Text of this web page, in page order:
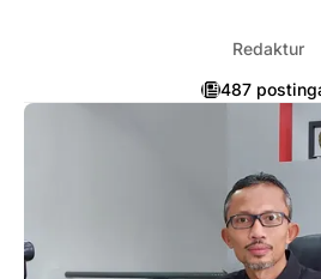
Redaktur
487